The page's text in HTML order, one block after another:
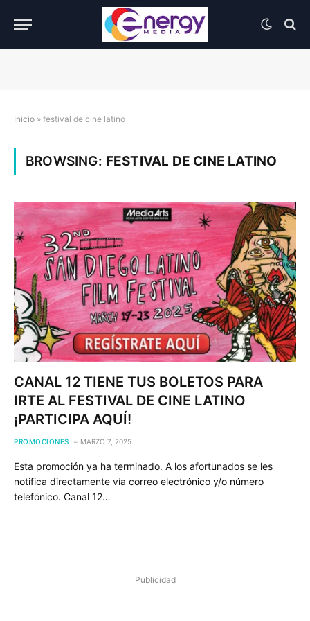
Inicio » festival de cine latino
BROWSING: FESTIVAL DE CINE LATINO
CANAL 12 TIENE TUS BOLETOS PARA
IRTE AL FESTIVAL DE CINE LATINO
¡PARTICIPA AQUÍ!
PROMOCIONES MARZO 7, 2025
Esta promoción ya ha terminado. A los afortunados se les
notifica directamente vía correo electrónico y/o número
telefónico. Canal 12…
Publicidad